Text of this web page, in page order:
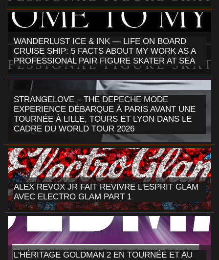
WANDERLUST ICE & INK — LIFE ON BOARD
CRUISE SHIP: 5 FACTS ABOUT MY WORK AS A
PROFESSIONAL PAIR FIGURE SKATER AT SEA
STRANGELOVE – THE DEPECHE MODE
EXPERIENCE DÉBARQUE À PARIS AVANT UNE
TOURNÉE À LILLE, TOURS ET LYON DANS LE
CADRE DU WORLD TOUR 2026
ALEX REVOX JR FAIT REVIVRE L'ESPRIT GLAM
AVEC ELECTRO GLAM PART 1
L'HÉRITAGE GOLDMAN 2 EN TOURNÉE ET AU